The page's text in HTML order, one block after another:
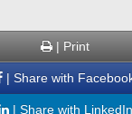
| Print
| Share with
| Share with LinkedIn